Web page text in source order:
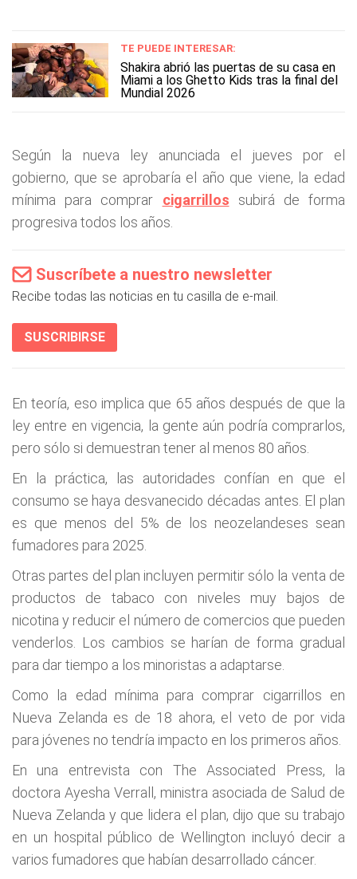
TE PUEDE INTERESAR:
Shakira abrió las puertas de su casa en
Miami a los Ghetto Kids tras la final del
Mundial 2026
Según la nueva ley anunciada el jueves por el
gobierno, que se aprobaría el año que viene, la edad
mínima para comprar cigarrillos subirá de forma
progresiva todos los años.
Suscríbete a nuestro newsletter
Recibe todas las noticias en tu casilla de e-mail.
SUSCRIBIRSE
En teoría, eso implica que 65 años después de que la
ley entre en vigencia, la gente aún podría comprarlos,
pero sólo si demuestran tener al menos 80 años.
En la práctica, las autoridades confían en que el
consumo se haya desvanecido décadas antes. El plan
es que menos del 5% de los neozelandeses sean
fumadores para 2025.
Otras partes del plan incluyen permitir sólo la venta de
productos de tabaco con niveles muy bajos de
nicotina y reducir el número de comercios que pueden
venderlos. Los cambios se harían de forma gradual
para dar tiempo a los minoristas a adaptarse.
Como la edad mínima para comprar cigarrillos en
Nueva Zelanda es de 18 ahora, el veto de por vida
para jóvenes no tendría impacto en los primeros años.
En una entrevista con The Associated Press, la
doctora Ayesha Verrall, ministra asociada de Salud de
Nueva Zelanda y que lidera el plan, dijo que su trabajo
en un hospital público de Wellington incluyó decir a
varios fumadores que habían desarrollado cáncer.